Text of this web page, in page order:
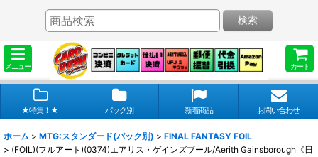
メニュー カート
検索
★特集！★ パック別 新着商品 お問い合わせ
ホーム > MTG:スタンダード(パック別) > FINAL FANTASY FOIL
> (FOIL)(フルアート)(0374)エアリス・ゲインズブール/Aerith Gainsborough《日